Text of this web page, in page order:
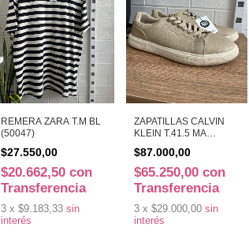
REMERA ZARA T.M BL
(50047)
$27.550,00
$20.662,50 con
Transferencia
3 x $9.183,33 sin
interés
ZAPATILLAS CALVIN
KLEIN T.41.5 MA
(50044)
$87.000,00
$65.250,00 con
Transferencia
3 x $29.000,00 sin
interés